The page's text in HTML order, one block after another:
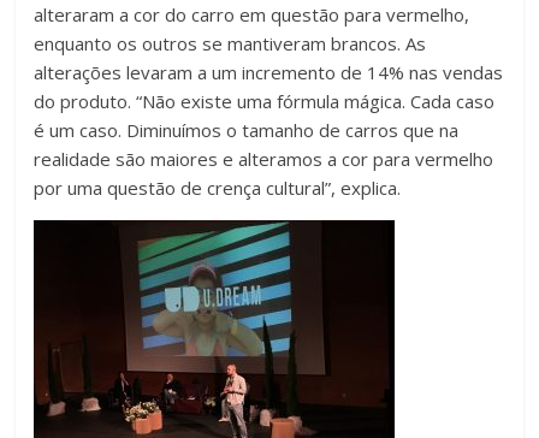
alteraram a cor do carro em questão para vermelho,
enquanto os outros se mantiveram brancos. As
alterações levaram a um incremento de 14% nas vendas
do produto. “Não existe uma fórmula mágica. Cada caso
é um caso. Diminuímos o tamanho de carros que na
realidade são maiores e alteramos a cor para vermelho
por uma questão de crença cultural”, explica.